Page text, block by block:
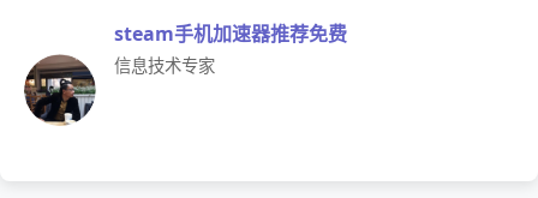
steam手机加速器推荐免费
信息技术专家